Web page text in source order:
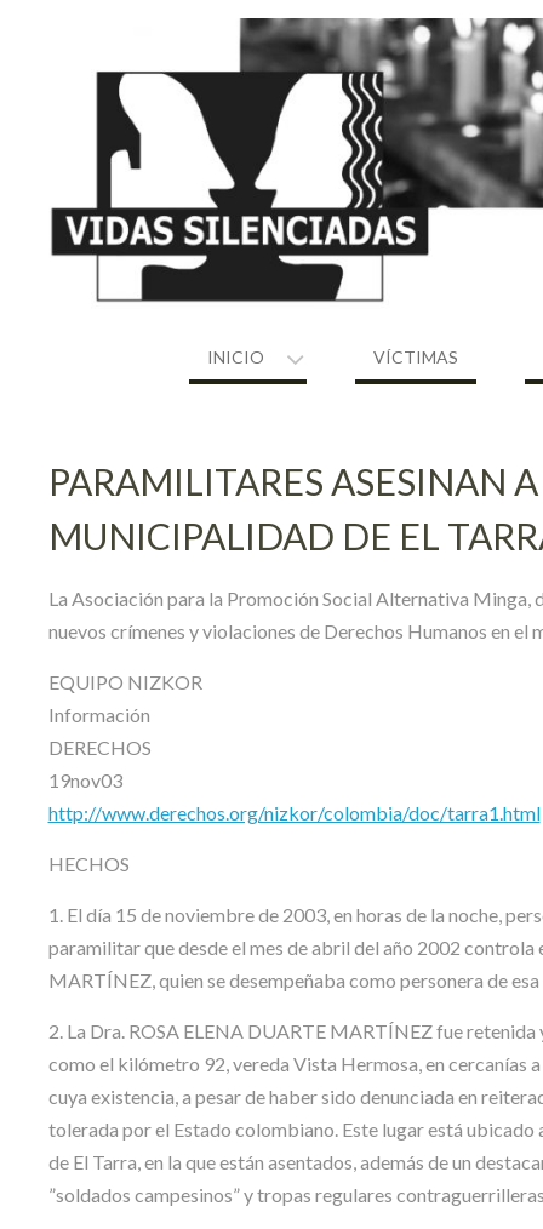
INICIO VÍCTIMAS
PARAMILITARES ASESINAN
MUNICIPALIDAD DE EL
La Asociación para la Promoción Social Alternativa Minga,
nuevos crímenes y violaciones de Derechos Humanos en el
EQUIPO NIZKOR
Información
DERECHOS
19nov03
http://www.derechos.org/nizkor/colombia/doc/tarra1.html
HECHOS
1. El día 15 de noviembre de 2003, en horas de la noche,
paramilitar que desde el mes de abril del año 2002 controla
MARTÍNEZ, quien se desempeñaba como personera de
2. La Dra. ROSA ELENA DUARTE MARTÍNEZ fue
como el kilómetro 92, vereda Vista Hermosa, en cercanías
cuya existencia, a pesar de haber sido denunciada en
tolerada por el Estado colombiano. Este lugar está
de El Tarra, en la que están asentados, además de un
”soldados campesinos” y tropas regulares